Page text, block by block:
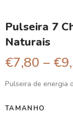
Pulseira 7
Naturais
€7,80 – €
Pulseira de energia
TAMANHO